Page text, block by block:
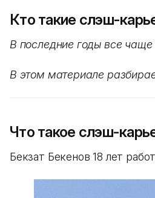
Кто такие слэш-
В последние годы все
В этом материале
Что такое слэш-
Бекзат Бекенов 18 лет